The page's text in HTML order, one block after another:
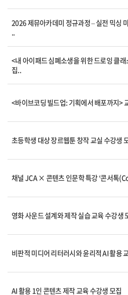
2026 제뮤아카데미 정규과정 – 실전 믹싱
..
<내 아이패드 심폐소생을 위한 드로잉 클
집..
<바이브코딩 빌드업: 기획에서 배포까지>
초등학생 대상 장르웹툰 창작 교실 수강생
채널 JCA × 콘텐츠 인문학 특강 ‘콘서톡
영화 사운드 설계와 제작 실습 교육 수강생
비판적 미디어 리터러시와 윤리적 AI 활용
AI 활용 1인 콘텐츠 제작 교육 수강생 모집